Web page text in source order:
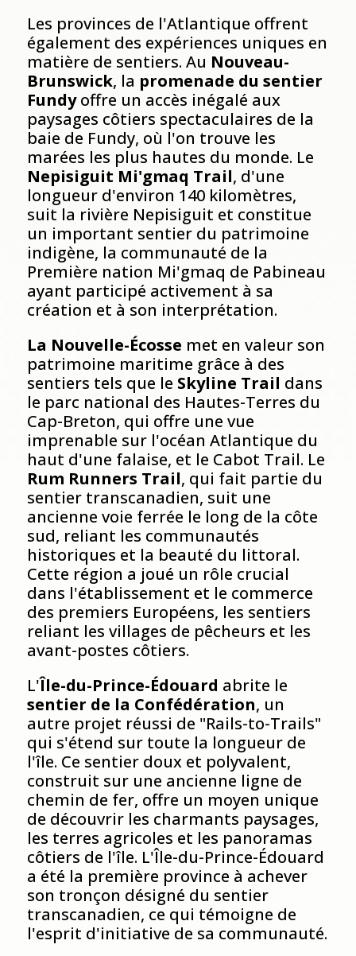
Les provinces de l'Atlantique offrent
également des expériences uniques en
matière de sentiers. Au Nouveau-
Brunswick, la promenade du sentier
Fundyoffre un accès inégalé aux
paysages côtiers spectaculaires de la
baie de Fundy, où l'on trouve les
marées les plus hautes du monde. Le
Nepisiguit Mi'gmaq Trail, d'une
longueur d'environ 140 kilomètres,
suit la rivière Nepisiguit et constitue
un important sentier du patrimoine
indigène, la communauté de la
Première nation Mi'gmaq de Pabineau
ayant participé activement à sa
création et à son interprétation.
La Nouvelle-Écosse met en valeur son
patrimoine maritime grâce à des
sentiers tels que le Skyline Trail dans
le parc national des Hautes-Terres du
Cap-Breton, qui offre une vue
imprenable sur l'océan Atlantique du
haut d'une falaise, et le Cabot Trail. Le
Rum Runners Trail, qui fait partie du
sentier transcanadien, suit une
ancienne voie ferrée le long de la côte
sud, reliant les communautés
historiques et la beauté du littoral.
Cette région a joué un rôle crucial
dans l'établissement et le commerce
des premiers Européens, les sentiers
reliant les villages de pêcheurs et les
avant-postes côtiers.
L'Île-du-Prince-Édouard abrite le
sentier de la Confédération, un
autre projet réussi de "Rails-to-Trails"
qui s'étend sur toute la longueur de
l'île. Ce sentier doux et polyvalent,
construit sur une ancienne ligne de
chemin de fer, offre un moyen unique
de découvrir les charmants paysages,
les terres agricoles et les panoramas
côtiers de l'île. L'Île-du-Prince-Édouard
a été la première province à achever
son tronçon désigné du sentier
transcanadien, ce qui témoigne de
l'esprit d'initiative de sa communauté.